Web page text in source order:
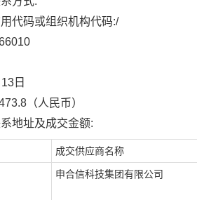
代码或组织机构代码:/
日
（人民币）
地址及成交金额:
成交供应商名称
申合信科技集团有限公司